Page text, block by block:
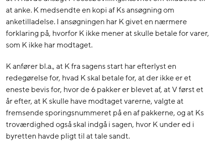
at anke. K medsendte en kopi af Ks ansøgning om
anketilladelse. I ansøgningen har K givet en nærmere
forklaring på, hvorfor K ikke mener at skulle betale for varer,
som K ikke har modtaget.
K anfører bl.a., at K fra sagens start har efterlyst en
redegørelse for, hvad K skal betale for, at der ikke er et
eneste bevis for, hvor de 6 pakker er blevet af, at V først et
år efter, at K skulle have modtaget varerne, valgte at
fremsende sporingsnummeret på en af pakkerne, og at Ks
troværdighed også skal indgå i sagen, hvor K under ed i
byretten havde pligt til at tale sandt.